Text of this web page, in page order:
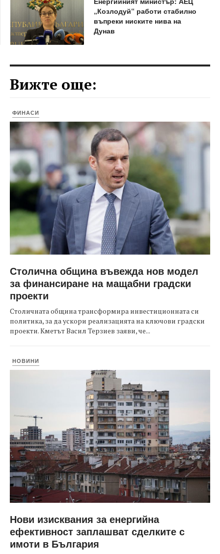
„Козлодуй“ работи стабилно
въпреки ниските нива на
Дунав
Вижте още:
ФИНАСИ
Столична община въвежда нов модел
за финансиране на мащабни градски
проекти
Столичната община трансформира инвестиционната си
политика, за да ускори реализацията на ключови градски
проекти. Кметът Васил Терзиев заяви, че...
НОВИНИ
Нови изисквания за енергийна
ефективност заплашват сделките с
имоти в България